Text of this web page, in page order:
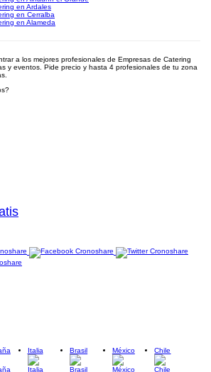
en Ardales
en Cerralba
en Alameda
a los mejores profesionales de Empresas de Catering
y eventos. Pide precio y hasta 4 profesionales de tu zona
Italia Brasil México Chile